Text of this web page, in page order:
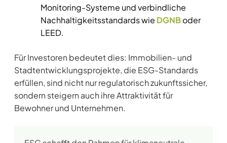
Monitoring-Systeme und verbindliche
Nachhaltigkeitsstandards wie DGNBoder
LEED.
Für Investoren bedeutet dies: Immobilien- und
Stadtentwicklungsprojekte, die ESG-Standards
erfüllen, sind nicht nur regulatorisch zukunftssicher,
sondern steigern auch ihre Attraktivität für
Bewohner und Unternehmen.